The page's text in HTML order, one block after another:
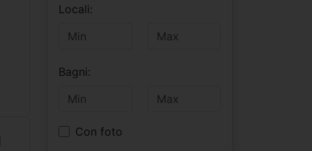
Locali:
Bagni:
Con foto